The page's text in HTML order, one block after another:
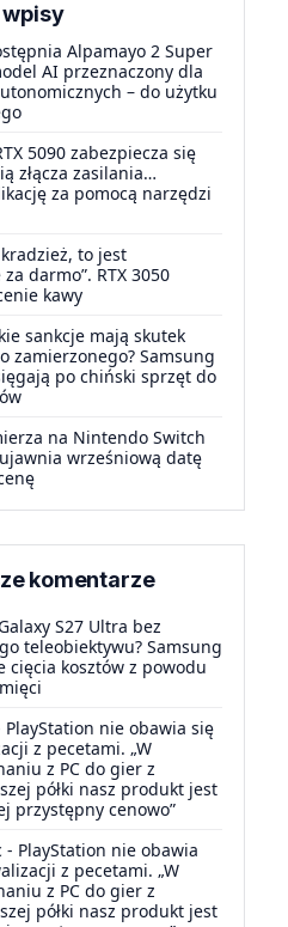
Alpamayo 2 Super
AI przeznaczony dla
– do użytku
5090 zabezpiecza się
złącza zasilania…
za pomocą narzędzi
to jest
darmo”. RTX 3050
kawy
sankcje mają skutek
zamierzonego? Samsung
po chiński sprzęt do
na Nintendo Switch
wrześniową datę
komentarze
Galaxy S27 Ultra bez
teleobiektywu? Samsung
cięcia kosztów z powodu
PlayStation nie obawia się
z pecetami. „W
z PC do gier z
półki nasz produkt jest
przystępny cenowo”
- PlayStation nie obawia
z pecetami. „W
z PC do gier z
półki nasz produkt jest